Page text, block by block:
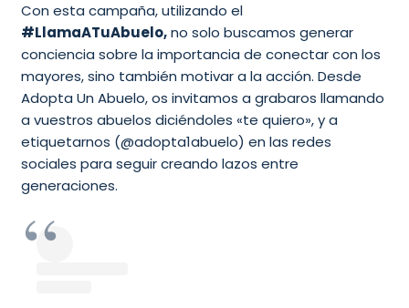
Con esta campaña, utilizando el
#LlamaATuAbuelo,no solo buscamos generar
conciencia sobre la importancia de conectar con los
mayores, sino también motivar a la acción. Desde
Adopta Un Abuelo, os invitamos a grabaros llamando
a vuestros abuelos diciéndoles «te quiero», y a
etiquetarnos (@adopta1abuelo) en las redes
sociales para seguir creando lazos entre
generaciones.